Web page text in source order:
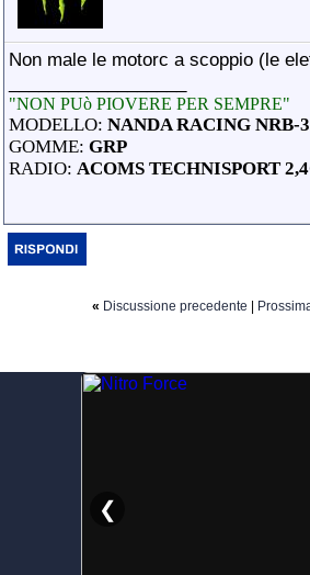
Non male le motorc a scoppio (le
"NON PUò PIOVERE PER SEMPRE"
MODELLO: NANDA RACING NRB-3
GOMME: GRP
RADIO: ACOMS TECHNISPORT
« Discussione precedente